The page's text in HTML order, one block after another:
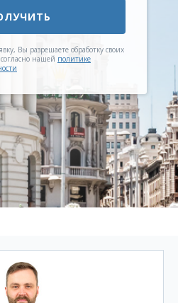
Вы разрешаете обработку своих
нашей политике